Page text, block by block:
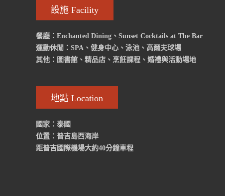
設施 Facility
餐廳：Enchanted Dining、Sunset Cocktails at The Bar
運動休閒：SPA、健身中心、泳池、高爾夫球場
其他：圖書館、精品店、烹飪課程、婚禮與活動場地
地點 Location
國家：泰國
位置：普吉島西海岸
距普吉國際機場大約40分鐘車程